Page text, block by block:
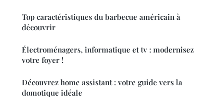
Top caractéristiques du barbecue américain à
découvrir
Électroménagers, informatique et tv : modernisez
votre foyer !
Découvrez home assistant : votre guide vers la
domotique idéale